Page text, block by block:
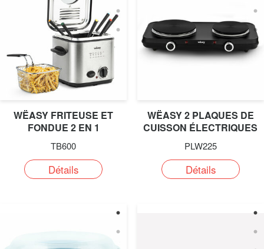
WËASY FRITEUSE ET
FONDUE 2 EN 1
TB600
Détails
WËASY 2 PLAQUES DE
CUISSON ÉLECTRIQUES
PLW225
Détails